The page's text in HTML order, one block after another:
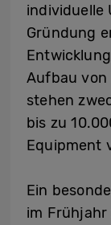
individuelle
Gründung
Aufbau
stehen
bis zu
Equipment
Ein
im